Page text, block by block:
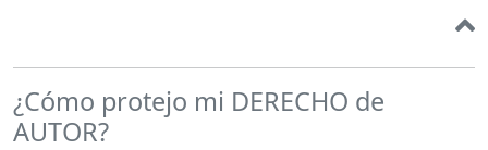
¿Cómo protejo mi DERECHO de
AUTOR?